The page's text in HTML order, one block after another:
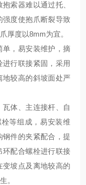
索器难以通过托、
强度使抱爪断裂导致
厚度以8mm为宜。
，易安装维护，摘
行联接紧固，采用
较高的斜坡面处严
体、主连接杆、自
等组成，易安装维
件的夹紧配合，提
配合螺栓进行联接
坡点及离地较高的
。